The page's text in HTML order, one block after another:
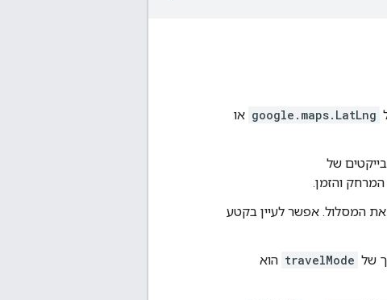
google.maps.LatLng או
של
והזמן.
המסלול. אפשר לעיין בקטע
של travelMode הוא